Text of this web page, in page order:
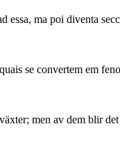
essa, ma poi diventa
se convertem em
men av dem blir